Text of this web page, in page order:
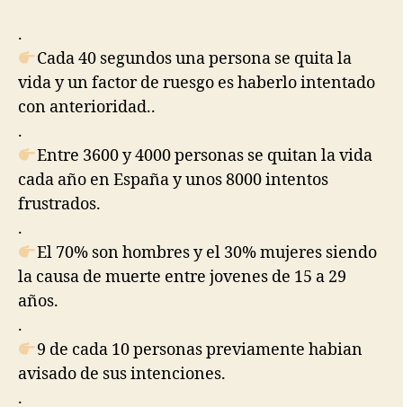
.
Cada 40 segundos una persona se quita la
vida y un factor de ruesgo es haberlo intentado
con anterioridad..
.
Entre 3600 y 4000 personas se quitan la vida
cada año en España y unos 8000 intentos
frustrados.
.
El 70% son hombres y el 30% mujeres siendo
la causa de muerte entre jovenes de 15 a 29
años.
.
9 de cada 10 personas previamente habian
avisado de sus intenciones.
.